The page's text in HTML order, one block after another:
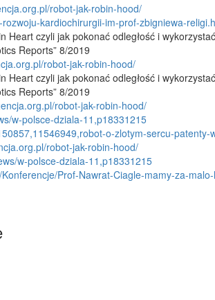
robot-jak-robin-hood/
kardiochirurgii-im-prof-zbigniewa-
Heart czyli jak pokonać odległość i
Reports” 8/2019
robot-jak-robin-hood/
Heart czyli jak pokonać odległość i
Reports” 8/2019
robot-jak-robin-hood/
w-polsce-dziala-11,p18331215
o-zlotym-sercu-patenty-
robot-jak-robin-hood/
w-polsce-dziala-11,p18331215
Prof-Nawrat-Ciagle-mamy-za-